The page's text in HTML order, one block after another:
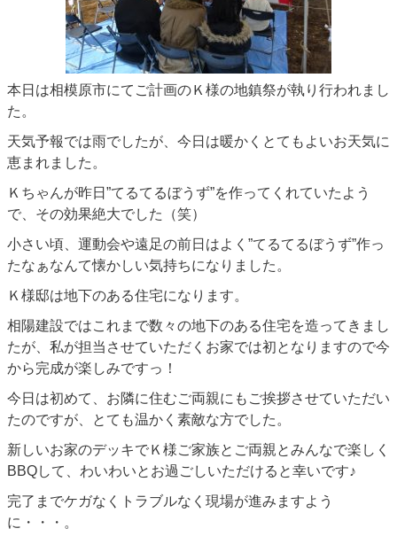
本日は相模原市にてご計画のＫ様の地鎮祭が執り行われまし
た。
天気予報では雨でしたが、今日は暖かくとてもよいお天気に
恵まれました。
Ｋちゃんが昨日”てるてるぼうず”を作ってくれていたよう
で、その効果絶大でした（笑）
小さい頃、運動会や遠足の前日はよく”てるてるぼうず”作っ
たなぁなんて懐かしい気持ちになりました。
Ｋ様邸は地下のある住宅になります。
相陽建設ではこれまで数々の地下のある住宅を造ってきまし
たが、私が担当させていただくお家では初となりますので今
から完成が楽しみですっ！
今日は初めて、お隣に住むご両親にもご挨拶させていただい
たのですが、とても温かく素敵な方でした。
新しいお家のデッキでＫ様ご家族とご両親とみんなで楽しく
BBQして、わいわいとお過ごしいただけると幸いです♪
完了までケガなくトラブルなく現場が進みますよう
に・・・。